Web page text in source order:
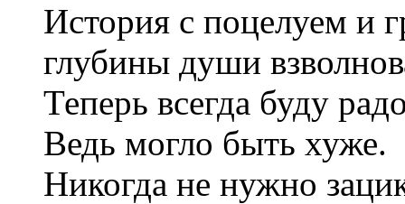
История с поцелуем и
глубины души
Теперь всегда буду
Ведь могло быть хуже.
Никогда не нужно